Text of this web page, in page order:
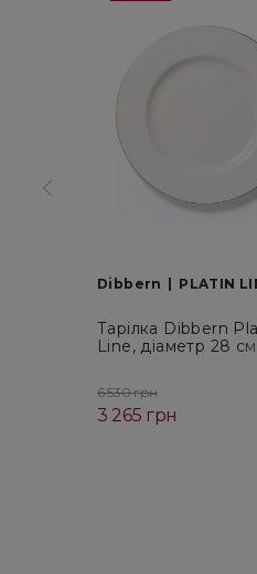
Dibbern PLATIN
Тарілка Dibbern
Line, діаметр 28 см
6 530 грн
3 265 грн